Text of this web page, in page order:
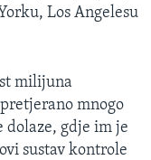
Los Angelesu
milijuna
mnogo
dolaze, gdje im je
sustav kontrole